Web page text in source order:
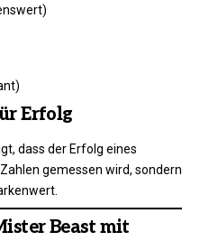
Erfolg
dass der Erfolg eines
gemessen wird, sondern
Beast mit